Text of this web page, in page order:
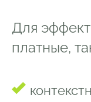
Для
платные,